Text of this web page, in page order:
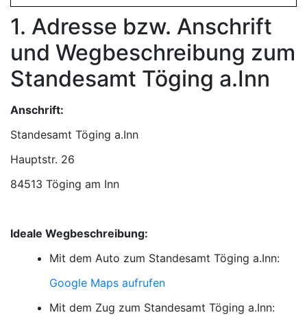
1. Adresse bzw. Anschrift
und Wegbeschreibung zum
Standesamt Töging a.Inn
Anschrift:
Standesamt Töging a.Inn
84513 Töging am Inn
Ideale Wegbeschreibung:
Mit dem Auto zum Standesamt Töging a.Inn:
Google Maps aufrufen
Mit dem Zug zum Standesamt Töging a.Inn: